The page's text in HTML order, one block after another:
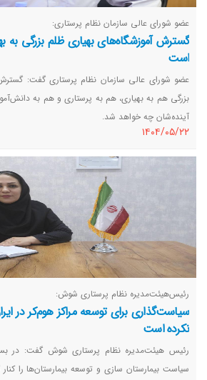
عضو شورای عالی سازمان نظام پرستاری:
گسترش آموزشگاه‌های بهیاری ظلم بزرگی به
است
عضو شورای عالی سازمان نظام پرستاری گفت:
بزرگی هم به بهیاری، هم به پرستاری و هم به
آینده‌شان چه خواهد شد.
١٤٠٤/٠٥/٢٢
رئیس‌هیئت‌مدیره نظام پرستاری شوش:
سیاست‌گذاری برای توسعه مراکز هوم‌کر در
نکرده است
رئیس‌ هیئت‌مدیره نظام پرستاری شوش گفت: در
سیاست بیمارستان سازی و توسعه بیمارستان‌ها را